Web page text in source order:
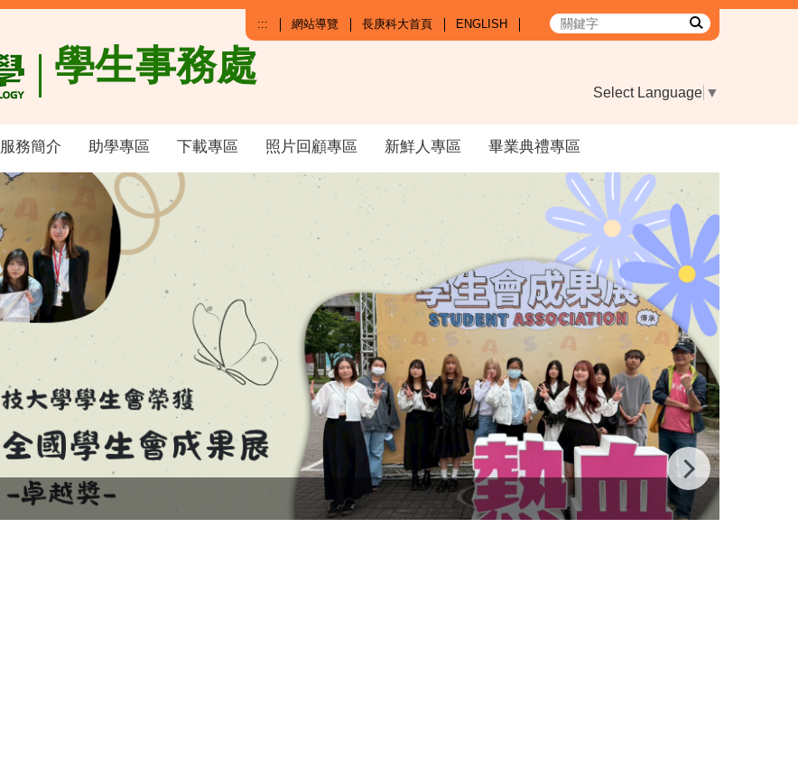
學生事務處
::: 網站導覽 長庚科大首頁 ENGLISH
Select Language ▼
服務簡介 助學專區 下載專區 照片回顧專區 新鮮人專區 畢業典禮專區